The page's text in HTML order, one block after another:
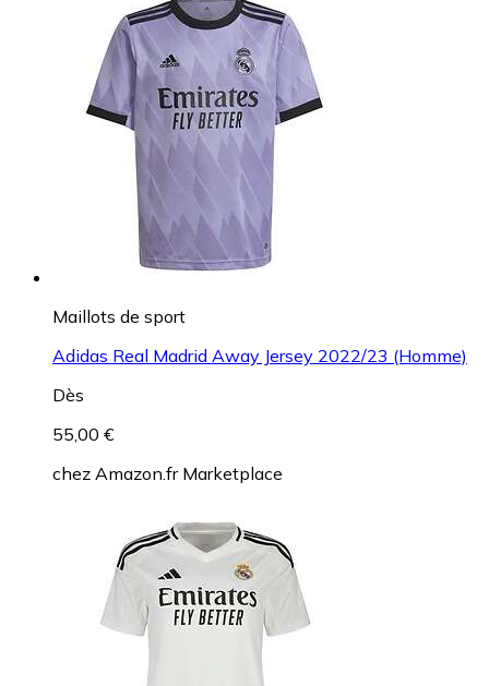
Maillots de sport
Adidas Real Madrid Away Jersey 2022/23 (Homme)
Dès
55,00 €
chez Amazon.fr Marketplace